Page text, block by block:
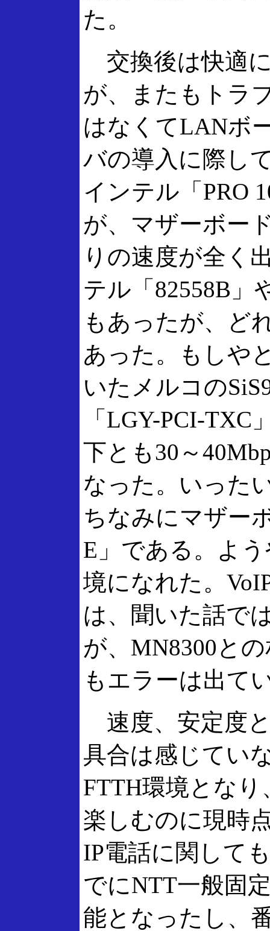
た。
交換後は快適
が、またもトラ
はなくてLANボ
バの導入に際し
インテル「PRO
が、マザーボー
りの速度が全く
テル「82558B」
もあったが、ど
あった。もしや
いたメルコの
「LGY-PCI-
下とも30～
なった。いった
ちなみにマザー
E」である。よ
境になれた。
は、聞いた話で
が、MN8300と
もエラーは出て
速度、安定度
具合は感じてい
FTTH環境とな
楽しむのに現時
IP電話に関して
でにNTT一般固
能となったし、